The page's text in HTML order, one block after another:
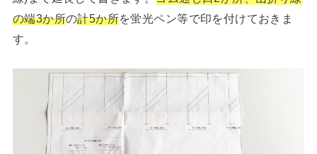
の端3か所の計5か所を蛍光ペン等で印を付けておきま
す。